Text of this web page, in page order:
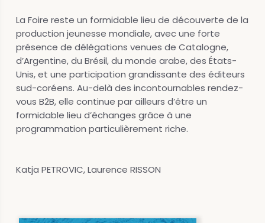
La Foire reste un formidable lieu de découverte de la
production jeunesse mondiale, avec une forte
présence de délégations venues de Catalogne,
d’Argentine, du Brésil, du monde arabe, des États-
Unis, et une participation grandissante des éditeurs
sud-coréens. Au-delà des incontournables rendez-
vous B2B, elle continue par ailleurs d’être un
formidable lieu d’échanges grâce à une
programmation particulièrement riche.
Katja PETROVIC, Laurence RISSON